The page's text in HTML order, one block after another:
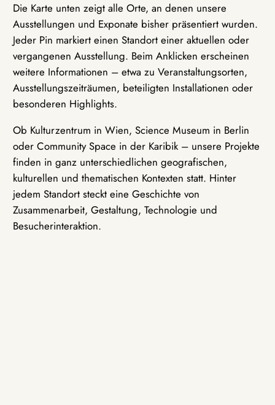
Die Karte unten zeigt alle Orte, an denen unsere
Ausstellungen und Exponate bisher präsentiert wurden.
Jeder Pin markiert einen Standort einer aktuellen oder
vergangenen Ausstellung. Beim Anklicken erscheinen
weitere Informationen – etwa zu Veranstaltungsorten,
Ausstellungszeiträumen, beteiligten Installationen oder
besonderen Highlights.
Ob Kulturzentrum in Wien, Science Museum in Berlin
oder Community Space in der Karibik – unsere Projekte
finden in ganz unterschiedlichen geografischen,
kulturellen und thematischen Kontexten statt. Hinter
jedem Standort steckt eine Geschichte von
Zusammenarbeit, Gestaltung, Technologie und
Besucherinteraktion.